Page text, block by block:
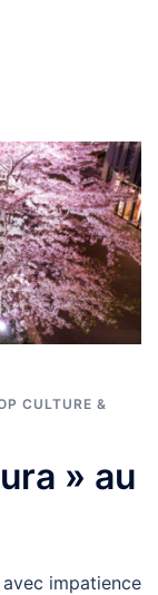
CULTURE &
» au
impatience